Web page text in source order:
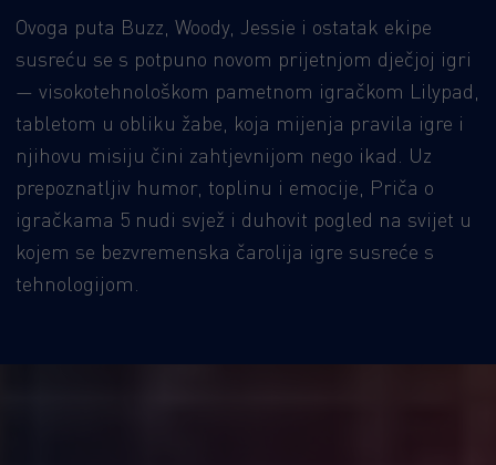
Ovoga puta Buzz, Woody, Jessie i ostatak ekipe
susreću se s potpuno novom prijetnjom dječjoj igri
— visokotehnološkom pametnom igračkom Lilypad,
tabletom u obliku žabe, koja mijenja pravila igre i
njihovu misiju čini zahtjevnijom nego ikad. Uz
prepoznatljiv humor, toplinu i emocije, Priča o
igračkama 5 nudi svjež i duhovit pogled na svijet u
kojem se bezvremenska čarolija igre susreće s
tehnologijom.